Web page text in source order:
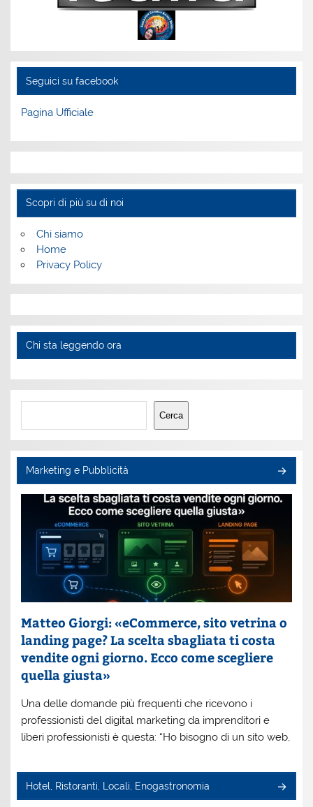
Seguici su facebook
Pagina Ufficiale
Scopri di più su di noi
Chi siamo
Home
Privacy Policy
Chi sta leggendo ora
Cerca
Cerca
Marketing e Pubblicità
Matteo Giorgi: «eCommerce, sito vetrina o
landing page? La scelta sbagliata ti costa
vendite ogni giorno. Ecco come scegliere
quella giusta»
Una delle domande più frequenti che ricevono i
professionisti del digital marketing da imprenditori e
liberi professionisti è questa: “Ho bisogno di un sito web,
Hotel, Ristoranti, Locali, Enogastronomia